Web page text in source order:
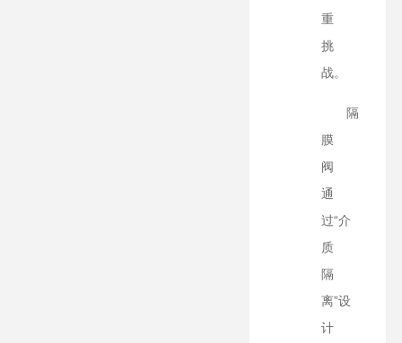
重
挑
战。
隔
膜
阀
通
过“介
质
隔
离”设
计